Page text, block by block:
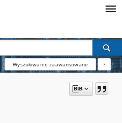
Wyszukiwanie zaawansowane ?